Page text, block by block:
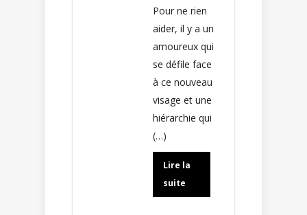
Pour ne rien
aider, il y a un
amoureux qui
se défile face
à ce nouveau
visage et une
hiérarchie qui
(…)
Lire la
suite